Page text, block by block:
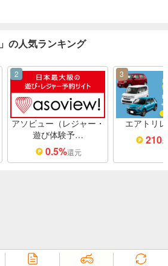
の人気ランキング
2
アソビュー（レジャー・
遊び体験予…
0.5%還元
3
エアトリ
210
クイズ
スタンプ